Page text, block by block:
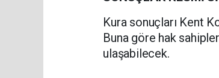
Kura sonuçları Kent
Buna göre hak
ulaşabilecek.